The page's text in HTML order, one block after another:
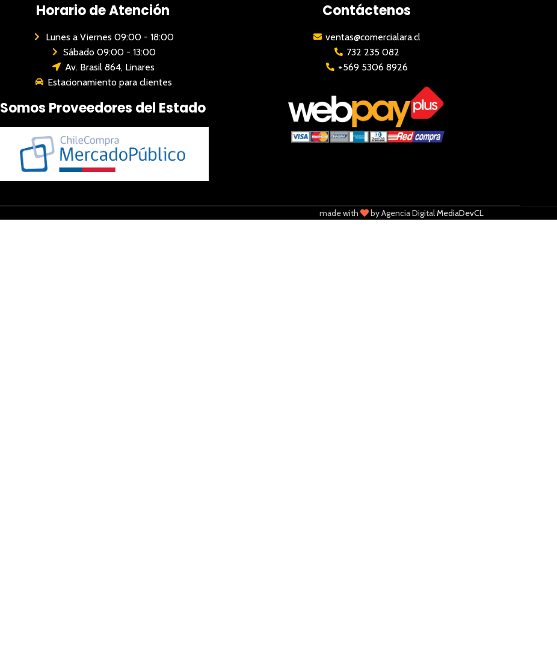
Horario de Atención
Lunes a Viernes 09:00 - 18:00
Sábado 09:00 - 13:00
Av. Brasil 864, Linares
Estacionamiento para clientes
Somos Proveedores del Estado
Contáctenos
ventas@comercialara.cl
732 235 082
+569 5306 8926
made with by Agencia DigitalMediaDevCL